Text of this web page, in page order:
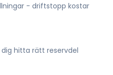
- driftstopp kostar
hitta rätt reservdel